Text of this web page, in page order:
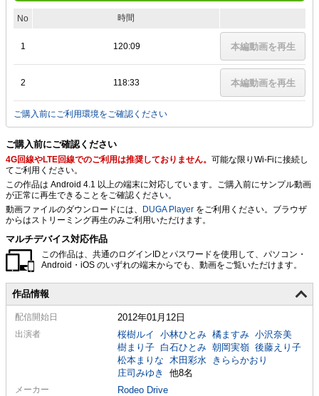
No 時間
1 120:09 本編動画を再生
2 118:33 本編動画を再生
ご購入前にご利用環境をご確認ください
ご購入前にご確認ください
4G回線やLTE回線でのご利用は推奨しておりません。 可能な限りWi-Fiに接続し
てご利用ください。
この作品は Android 4.1 以上の端末に対応しています。ご購入前にサンプル動画
が正常に再生できることをご確認ください。
動画ファイルのダウンロードには、 DUGA Player をご利用ください。ブラウザ
からはストリーミング再生のみご利用いただけます。
マルチデバイス対応作品
この作品は、共通のログインIDとパスワードを使用して、パソコン・
Android・iOS のいずれの端末からでも、動画をご覧いただけます。
作品情報
配信開始日 2012年01月12日
出演者 桜樹ルイ 小林ひとみ 橘ますみ 小沢奈美
樹まり子 白石ひとみ 朝岡実嶺 後藤えり子
松本まりな
木田彩水
きららかおり
庄司みゆき
他8名
メーカー Rodeo Drive